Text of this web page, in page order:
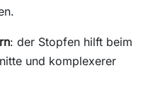
: der Stopfen hilft beim
und komplexerer